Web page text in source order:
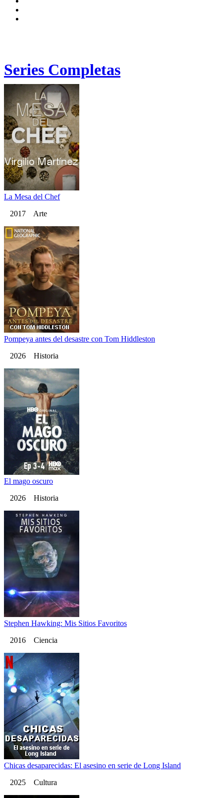
Series Completas
La Mesa del Chef
2017 Arte
Pompeya antes del desastre con Tom Hiddleston
2026 Historia
El mago oscuro
2026 Historia
Stephen Hawking: Mis Sitios Favoritos
2016 Ciencia
Chicas desaparecidas: El asesino en serie de Long Island
2025 Cultura